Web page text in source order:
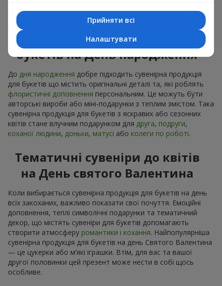
бюджет.
Сувенірна продукція до
букетів на День народження
До дня народження добре підходить сувенірна продукція
для букетів що містить оригінальні деталі та, які роблять
флористичні доповнення персональним. Це можуть бути
авторські вироби або міні-подарунки з теплим змістом. Така
сувенірна продукція для букетів з яскравих або сезонних
квітів стане влучним подарунком для друга, подруги,
коханої людини, доньки, матусі або колеги по роботі.
Тематичні сувеніри до квітів
на День святого Валентина
Коли вибирається сувенірна продукція для букетів на день
всіх закоханих, важливо показати свої почуття. Емоційні
доповнення, теплі символічні подарунки та тематичний
декор, що містять сувеніри для букетів допомагають
створити атмосферу романтики і кохання. Найпопулярніша
сувенірна продукція для букетів на день Святого Валентина
— це цукерки або м’які іграшки. Втім, для вас та вашої
другої половинки цей презент може нести в собі щось
особливе.
Прийняти всі
Налаштувати